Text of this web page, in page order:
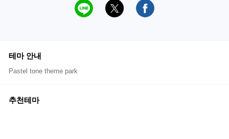
테마 안내
Pastel tone theme park
추천테마